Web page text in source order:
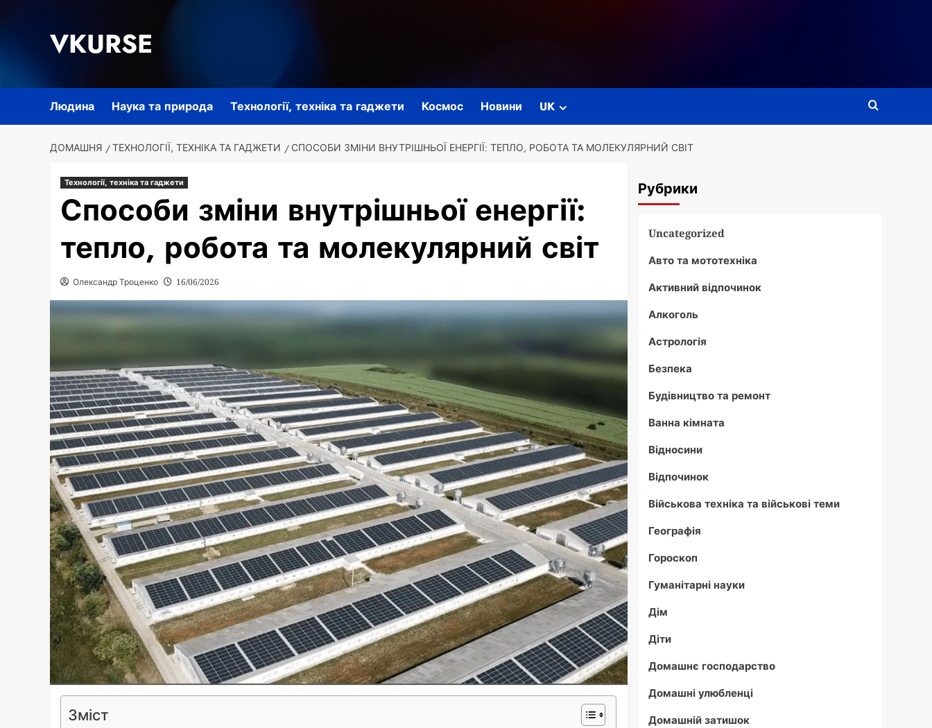
VKURSE
Людина Наука та природа Технології, техніка та гаджети Космос Новини UK
ДОМАШНЯ ТЕХНОЛОГІЇ, ТЕХНІКА ТА ГАДЖЕТИ СПОСОБИ ЗМІНИ ВНУТРІШНЬОЇ ЕНЕРГІЇ: ТЕПЛО, РОБОТА ТА МОЛЕКУЛЯРНИЙ СВІТ
Технології, техніка та гаджети
Способи зміни внутрішньої енергії:
тепло, робота та молекулярний світ
Олександр Троценко 16/06/2026
Зміст
Рубрики
Uncategorized
Авто та мототехніка
Активний відпочинок
Алкоголь
Астрологія
Безпека
Будівництво та ремонт
Ванна кімната
Відносини
Відпочинок
Військова техніка та військові теми
Географія
Гороскоп
Гуманітарні науки
Дім
Діти
Домашнє господарство
Домашні улюбленці
Домашній затишок